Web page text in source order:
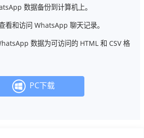
数据备份到计算机上。
看和访问 WhatsApp 聊天记录。
数据为可访问的 HTML 和 CSV 格
PC下载